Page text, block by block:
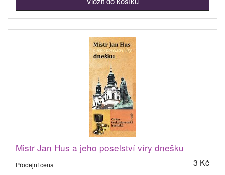
Mistr Jan Hus a jeho poselství víry dnešku
Prodejní cena 3 Kč